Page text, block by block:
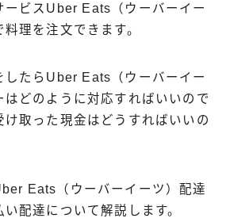
クーポン比較
ガイド
法
ービスUber Eats（ウーバーイー
理を注文できます。
したらUber Eats（ウーバーイー
はどのように対応すればいいので
け取った現金はどうすればいいの
Eats（ウーバーイーツ）配達
配達について解説します。